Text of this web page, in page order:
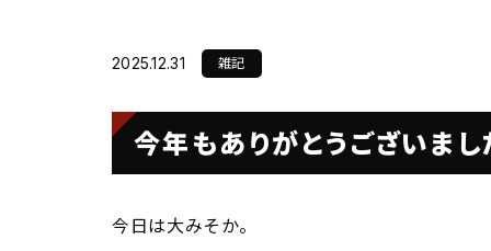
SDGsの取り組み
2025.12.31 雑記
今年もありがとうございまし
今日は大みそか。